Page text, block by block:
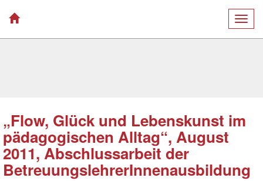
„Flow, Glück und Lebenskunst im
pädagogischen Alltag“, August
2011, Abschlussarbeit der
BetreuungslehrerInnenausbildung